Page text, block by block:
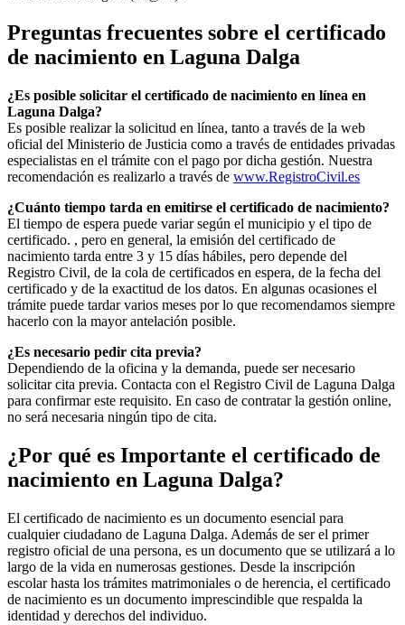
Preguntas frecuentes sobre el certificado
de nacimiento en Laguna Dalga
¿Es posible solicitar el certificado de nacimiento en línea en
Laguna Dalga?
Es posible realizar la solicitud en línea, tanto a través de la web
oficial del Ministerio de Justicia como a través de entidades privadas
especialistas en el trámite con el pago por dicha gestión. Nuestra
recomendación es realizarlo a través de www.RegistroCivil.es
¿Cuánto tiempo tarda en emitirse el certificado de nacimiento?
El tiempo de espera puede variar según el municipio y el tipo de
certificado. , pero en general, la emisión del certificado de
nacimiento tarda entre 3 y 15 días hábiles, pero depende del
Registro Civil, de la cola de certificados en espera, de la fecha del
certificado y de la exactitud de los datos. En algunas ocasiones el
trámite puede tardar varios meses por lo que recomendamos siempre
hacerlo con la mayor antelación posible.
¿Es necesario pedir cita previa?
Dependiendo de la oficina y la demanda, puede ser necesario
solicitar cita previa. Contacta con el Registro Civil de Laguna Dalga
para confirmar este requisito. En caso de contratar la gestión online,
no será necesaria ningún tipo de cita.
¿Por qué es Importante el certificado de
nacimiento en Laguna Dalga?
El certificado de nacimiento es un documento esencial para
cualquier ciudadano de Laguna Dalga. Además de ser el primer
registro oficial de una persona, es un documento que se utilizará a lo
largo de la vida en numerosas gestiones. Desde la inscripción
escolar hasta los trámites matrimoniales o de herencia, el certificado
de nacimiento es un documento imprescindible que respalda la
identidad y derechos del individuo.